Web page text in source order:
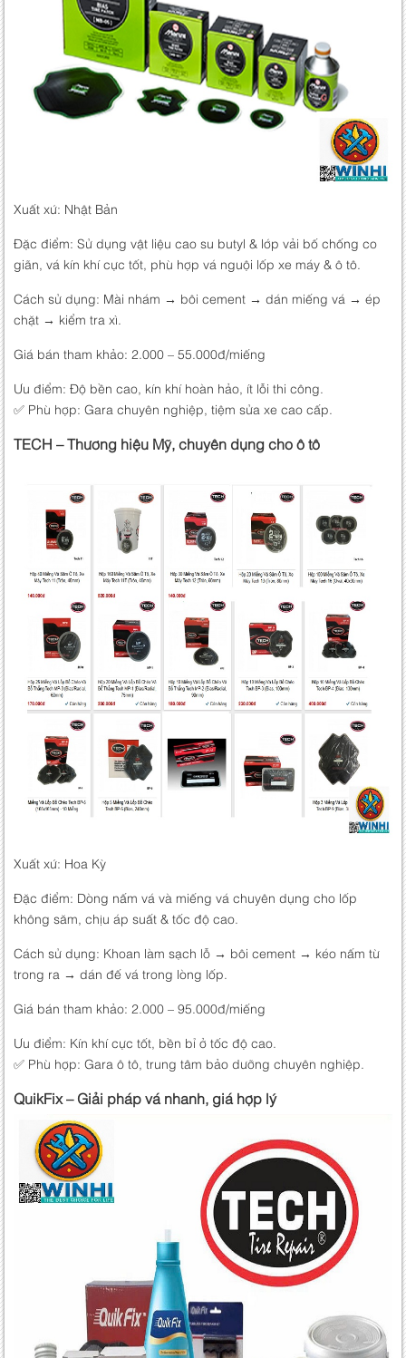
Xuất xứ: Nhật Bản
Đặc điểm: Sử dụng vật liệu cao su butyl & lớp vải bố chống co
giãn, vá kín khí cực tốt, phù hợp vá nguội lốp xe máy & ô tô.
Cách sử dụng: Mài nhám → bôi cement → dán miếng vá → ép
chặt → kiểm tra xì.
Giá bán tham khảo: 2.000 – 55.000đ/miếng
Ưu điểm: Độ bền cao, kín khí hoàn hảo, ít lỗi thi công.
✅ Phù hợp: Gara chuyên nghiệp, tiệm sửa xe cao cấp.
TECH – Thương hiệu Mỹ, chuyên dụng cho ô tô
Xuất xứ: Hoa Kỳ
Đặc điểm: Dòng nấm vá và miếng vá chuyên dụng cho lốp
không săm, chịu áp suất & tốc độ cao.
Cách sử dụng: Khoan làm sạch lỗ → bôi cement → kéo nấm từ
trong ra → dán đế vá trong lòng lốp.
Giá bán tham khảo: 2.000 – 95.000đ/miếng
Ưu điểm: Kín khí cực tốt, bền bỉ ở tốc độ cao.
✅ Phù hợp: Gara ô tô, trung tâm bảo dưỡng chuyên nghiệp.
QuikFix – Giải pháp vá nhanh, giá hợp lý